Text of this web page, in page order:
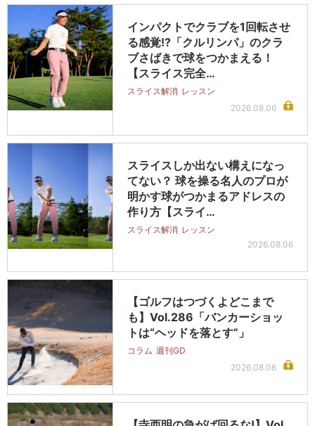
インパクトでクラブを1回転させ
る感覚!?「クルリンパ」のクラ
ブさばきで球をつかまえる！
【スライス完全…
スライス解消 レッスン
2026.08.06
スライスしか出ない構えになっ
てない？ 球を操る名人のプロが
明かす球がつかまるアドレスの
作り方【スライ…
スライス解消 レッスン
2026.08.06
【ゴルフはつづくよどこまで
も】Vol.286「バンカーショッ
トは“ヘッドを落とす”」
コラム 週刊GD
2026.08.06